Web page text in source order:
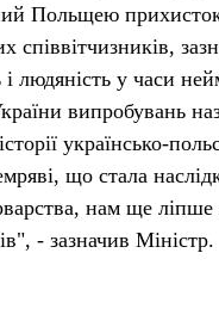
Польщею
співвітчизників,
і людяність у часи
випробувань
українсько-
що стала
нам ще
- зазначив Міністр.